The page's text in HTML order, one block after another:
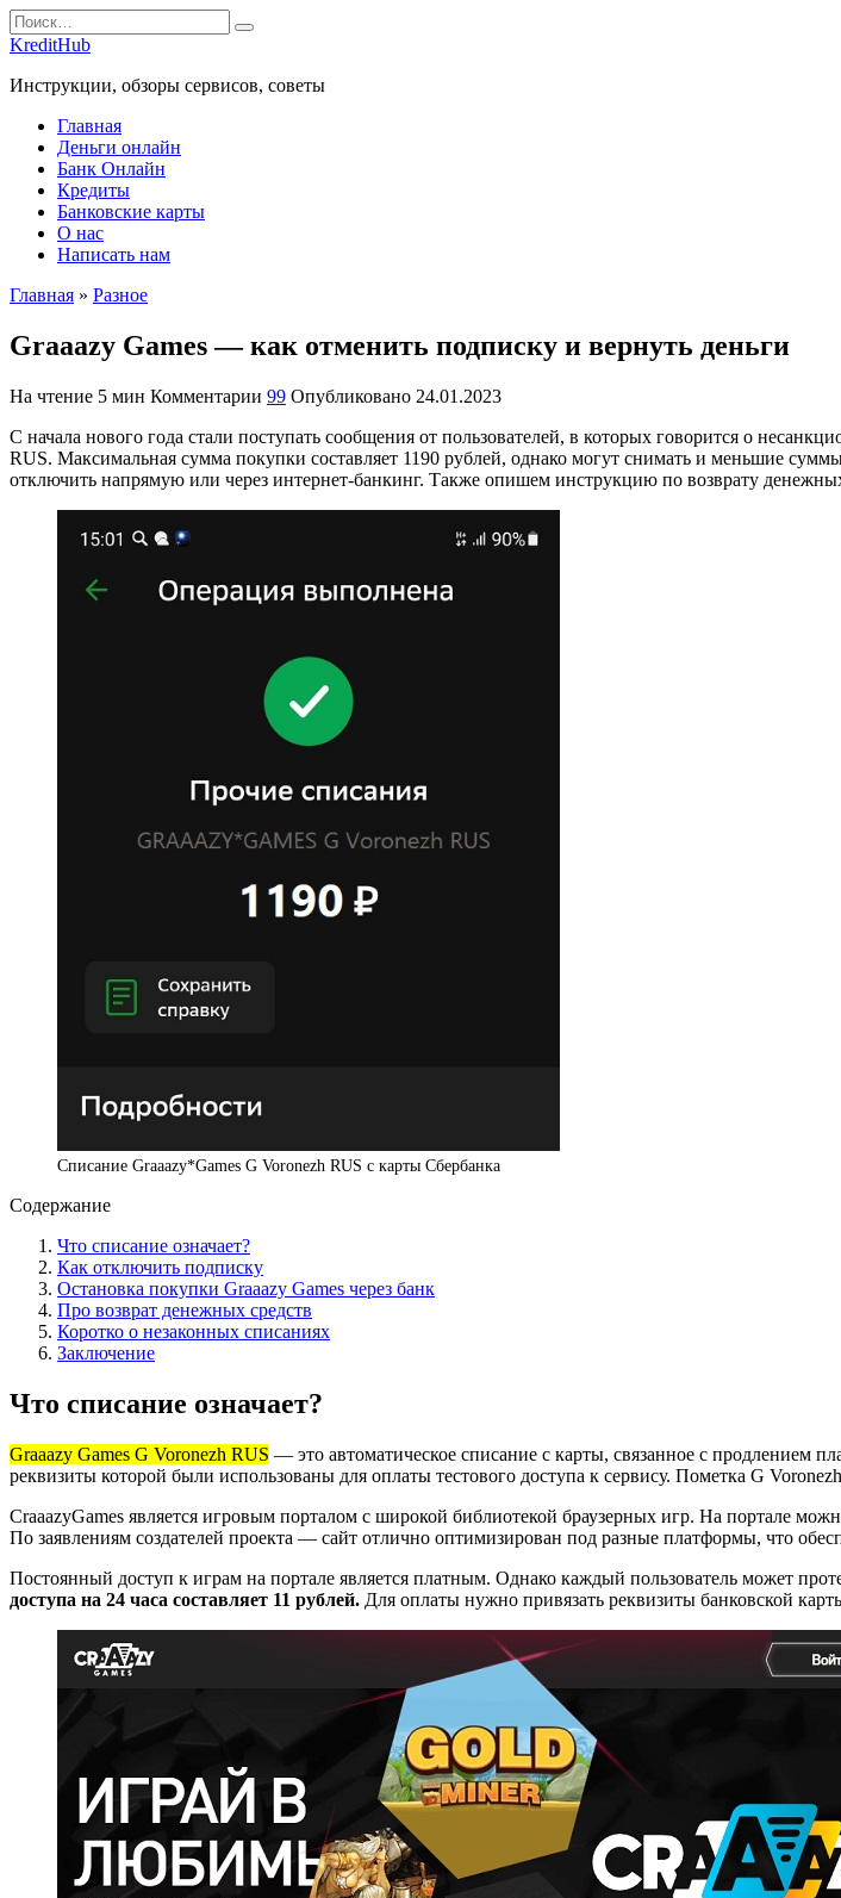
Перейти
к
Search
for:
KreditHub
Инструкции, обзоры сервисов, советы
Главная
Деньги онлайн
Банк Онлайн
Кредиты
Банковские карты
О нас
Написать нам
Главная » Разное
Graaazy Games — как отменить подписку и вернуть деньги
На чтение 5 мин Комментарии 99 Опубликовано 24.01.2023
С начала нового года стали поступать сообщения от пользователей, в которых говорится о
RUS. Максимальная сумма покупки составляет 1190 рублей, однако могут снимать и меньшие
отключить напрямую или через интернет-банкинг. Также опишем инструкцию по возврату
Списание Graaazy*Games G Voronezh RUS с карты Сбербанка
Содержание
Что списание означает?
Как отключить подписку
Остановка покупки Graaazy Games через банк
Про возврат денежных средств
Коротко о незаконных списаниях
Заключение
Что списание означает?
Graaazy Games G Voronezh RUS — это автоматическое списание с карты, связанное с продлением
реквизиты которой были использованы для оплаты тестового доступа к сервису. Пометка G
CraaazyGames является игровым порталом с широкой библиотекой браузерных игр. На портале
По заявлениям создателей проекта — сайт отлично оптимизирован под разные платформы, что
Постоянный доступ к играм на портале является платным. Однако каждый пользователь может
доступа на 24 часа составляет 11 рублей. Для оплаты нужно привязать реквизиты банковской